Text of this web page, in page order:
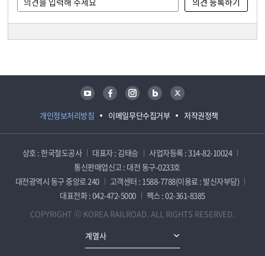
개인정보처리방침 이메일무단수집거부 저작권정책
유튜브 페이스북 인스타그램 블로그 트위터
상호 : 한국철도공사 대표자 : 김태승
사업자등록 : 314-82-10024
통신판매업신고 : 대전 동구-0233호
대전광역시 동구 중앙로 240
고객센터 : 1588-7788(이용료 : 발신자부담)
대표전화 : 042-472-5000
팩스 : 02-361-8385
COPYRIGHT ⓒ KOREA RAILROAD. ALL RIGHTS RESERVED.
계열사